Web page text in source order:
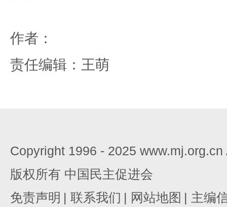
作者：
责任编辑：王萌
Copyright 1996 - 2025
版权所有 中国民主促进会
免责声明 | 联系我们 | 网站地图 | 主编